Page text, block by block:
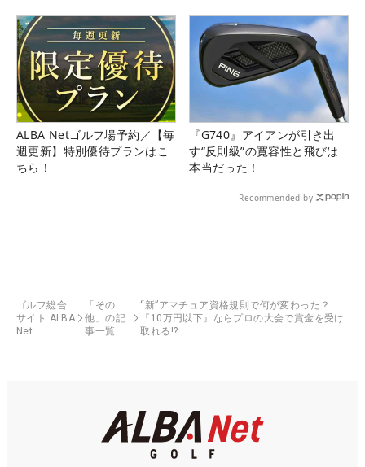
ALBA Netゴルフ場予約／【毎
週更新】特別優待プランはこ
ちら！
『G740』アイアンが引き出
す“反則級”の寛容性と飛びは
本当だった！
Recommended by
ゴルフ総合
サイト ALBA
Net
「その
他」の記
事一覧
“新”アマチュア資格規則で何が変わった？
『10万円以下』ならプロの大会で賞金を受け
取れる!?